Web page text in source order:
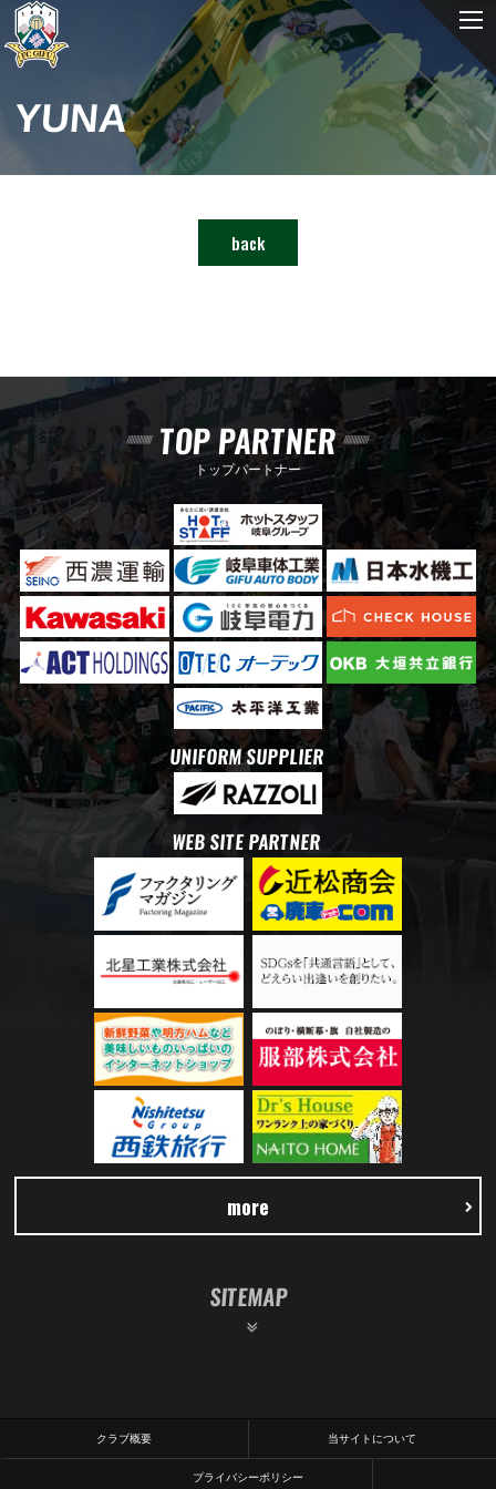
YUNA
back
TOP PARTNER
トップパートナー
UNIFORM SUPPLIER
WEB SITE PARTNER
more
SITEMAP
クラブ概要 当サイトについて
プライバシーポリシー